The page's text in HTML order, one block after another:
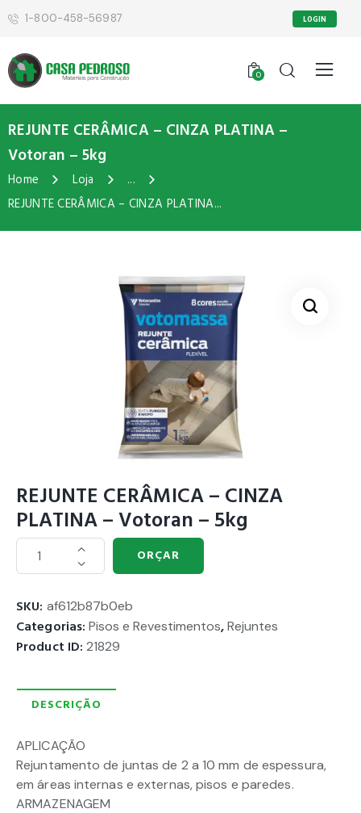
1-800-458-56987 LOGIN
0
REJUNTE CERÂMICA – CINZA PLATINA –
Votoran – 5kg
Home Loja
...
REJUNTE CERÂMICA – CINZA PLATINA...
REJUNTE CERÂMICA – CINZA
PLATINA – Votoran – 5kg
ORÇAR
SKU: af612b87b0eb
Categorias:Pisos e Revestimentos,Rejuntes
Product ID:21829
DESCRIÇÃO
APLICAÇÃO
Rejuntamento de juntas de 2 a 10 mm de espessura,
em áreas internas e externas, pisos e paredes.
ARMAZENAGEM